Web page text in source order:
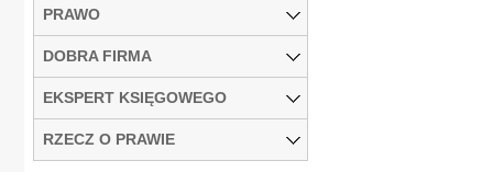
PRAWO
DOBRA FIRMA
EKSPERT KSIĘGOWEGO
RZECZ O PRAWIE